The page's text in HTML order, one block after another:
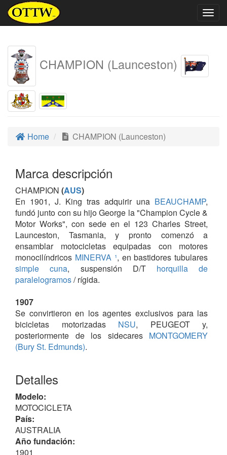
CHAMPION (Launceston)
Home CHAMPION (Launceston)
Marca descripción
CHAMPION (AUS)
En 1901, J. King tras adquirir una BEAUCHAMP,
fundó junto con su hijo George la "Champion Cycle &
Motor Works", con sede en el 123 Charles Street,
Launceston, Tasmania, y pronto comenzó a
ensamblar motocicletas equipadas con motores
monocilíndricos MINERVA ¹, en bastidores tubulares
simple cuna, suspensión D/T horquilla de
paralelogramos/ rígida.
1907
Se convirtieron en los agentes exclusivos para las
bicicletas motorizadasNSU, PEUGEOT y,
posteriormente de los sidecaresMONTGOMERY
(Bury St. Edmunds).
Ensamblaron motocicletas con motores PEUGEOT y
JAPStandard
marchas, hasta que la producción cesó en 1921.
Como era habitual en la época la palanca del cambio
de marchas se situaba junto al lado derecho del
tanque de combustible.
Detalles
Modelo:
MOTOCICLETA
País:
AUSTRALIA
Año fundación:
1901